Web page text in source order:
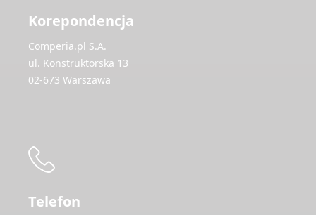
Korepondencja
Comperia.pl S.A.
ul. Konstruktorska 13
02-673 Warszawa
Telefon